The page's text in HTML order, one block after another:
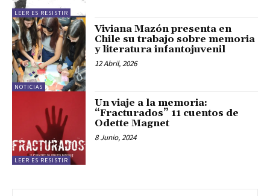
LEER ES RESISTIR
NOTICIAS
Viviana Mazón presenta en
Chile su trabajo sobre memoria
y literatura infantojuvenil
12 Abril, 2026
LEER ES RESISTIR
Un viaje a la memoria:
“Fracturados” 11 cuentos de
Odette Magnet
8 Junio, 2024